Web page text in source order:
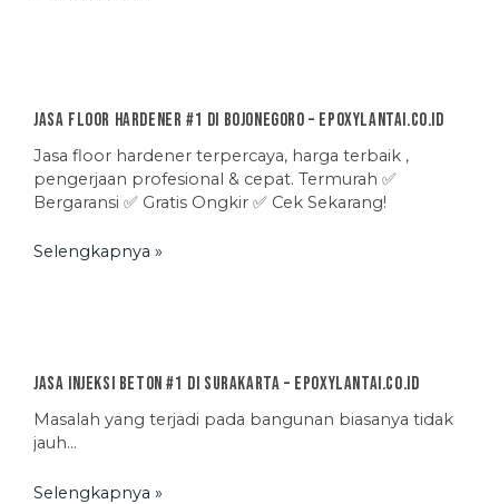
Jasa Floor Hardener #1 di Bojonegoro – EpoxyLantai.co.id
Jasa floor hardener terpercaya, harga terbaik ,
pengerjaan profesional & cepat. Termurah ✅
Bergaransi ✅ Gratis Ongkir ✅ Cek Sekarang!
Selengkapnya »
Jasa Injeksi Beton #1 di Surakarta – EpoxyLantai.co.id
Masalah yang terjadi pada bangunan biasanya tidak
jauh…
Selengkapnya »